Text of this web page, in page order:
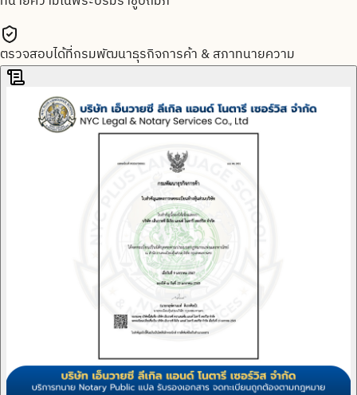
ตรวจสอบได้ที่กรมพัฒนาธุรกิจการค้า & สภาทนายความ